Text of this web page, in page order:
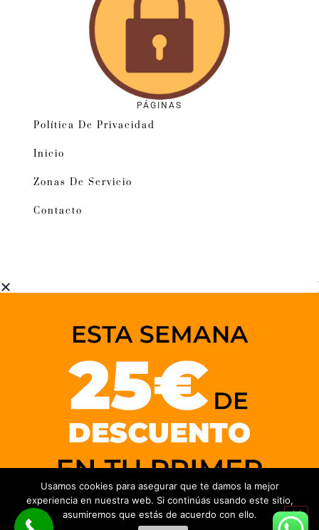
PÁGINAS
Política De Privacidad
Inicio
Zonas De Servicio
Contacto
Usamos cookies para asegurar que te damos la mejor
experiencia en nuestra web. Si continúas usando este sitio,
asumiremos que estás de acuerdo con ello.